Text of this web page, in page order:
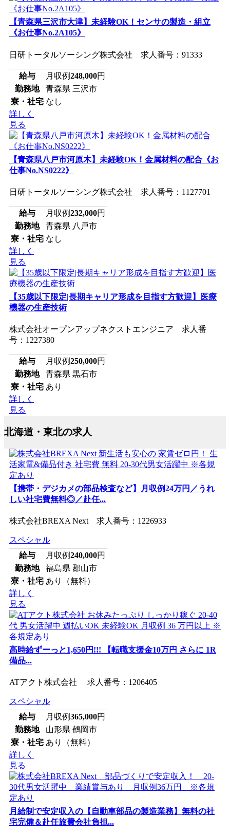
【青森県三沢市大津】未経験OK！センサの製造・組立
《お仕事No.2A105》
日研トータルソーシング株式会社 求人番号：91333
給与 月収例248,000円
勤務地
青森県 三沢市
寮・社宅 なし
詳しく
見る
【青森県八戸市河原木】未経験OK！金属材料の配合《お
仕事No.NS0222》
日研トータルソーシング株式会社 求人番号：1127701
給与 月収例232,000円
勤務地
青森県 八戸市
寮・社宅 なし
詳しく
見る
【35歳以下限定|長期キャリア形成を目指す方歓迎】医療
機器の生産技術
株式会社オープンアップネクストエンジニア 求人番
号：1227380
給与 月収例250,000円
勤務地
青森県 黒石市
寮・社宅 あり
詳しく
見る
北海道・東北の求人
【携帯・デジカメの部品検査など】月収例24万円／うれ
しい社宅費無料◎／赴任...
株式会社BREXA Next 求人番号：1226933
スペシャル
給与
月収例240,000円
勤務地
福島県 郡山市
寮・社宅 あり（無料）
詳しく
見る
高時給ずーっと1,650円!!! 【転職支援金10万円 さらに 1R
備品...
ATアクト株式会社 求人番号：1206405
スペシャル
給与
月収例365,000円
勤務地
山形県 鶴岡市
寮・社宅 あり（無料）
詳しく
見る
月給制で安定収入の【自動車部品の製造業務】無料の社
宅完備＆赴任旅費会社負担...